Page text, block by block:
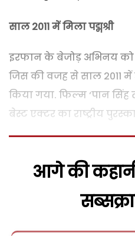
साल 2011 में मिलापद्मश्री
इरफान के बेजोड़ अभिनय को
जिस की वजह से साल 2011 में
किया गया. फिल्म ‘पान सिंह
बेस्ट एक्टर का राष्ट्रीय
आगे की